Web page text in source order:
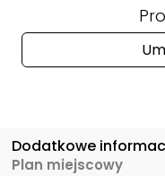
Dodatkowe
Plan miejscowy